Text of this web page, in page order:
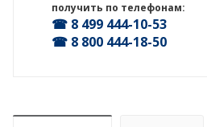
получить по телефонам:
☎ 8 499 444-10-53
☎ 8 800 444-18-50